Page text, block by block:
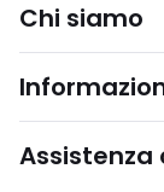
Chi siamo
Assistenza